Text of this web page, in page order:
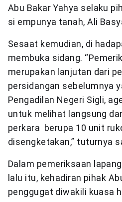
Abu Bakar Yahya selaku
si empunya tanah, Ali
Sesaat kemudian, di
membuka sidang.
merupakan lanjutan dari
persidangan sebelumnya
Pengadilan Negeri Sigli,
untuk melihat langsung
perkara berupa 10 unit
disengketakan,” tuturnya
Dalam pemeriksaan
lalu itu, kehadiran pihak
penggugat diwakili kuasa